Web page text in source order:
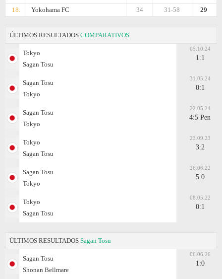
18. Yokohama FC 29
31-58
34
ÚLTIMOS RESULTADOS COMPARATIVOS
Tokyo
Sagan Tosu
05.10.24
1:1
Sagan Tosu
Tokyo
31.05.24
0:1
Sagan Tosu
Tokyo
22.05.24
4:5 Pen
Tokyo
Sagan Tosu
23.09.23
3:2
Sagan Tosu
Tokyo
26.06.22
5:0
Tokyo
Sagan Tosu
08.05.22
0:1
ÚLTIMOS RESULTADOS Sagan Tosu
Sagan Tosu
Shonan Bellmare
06.06.26
1:0